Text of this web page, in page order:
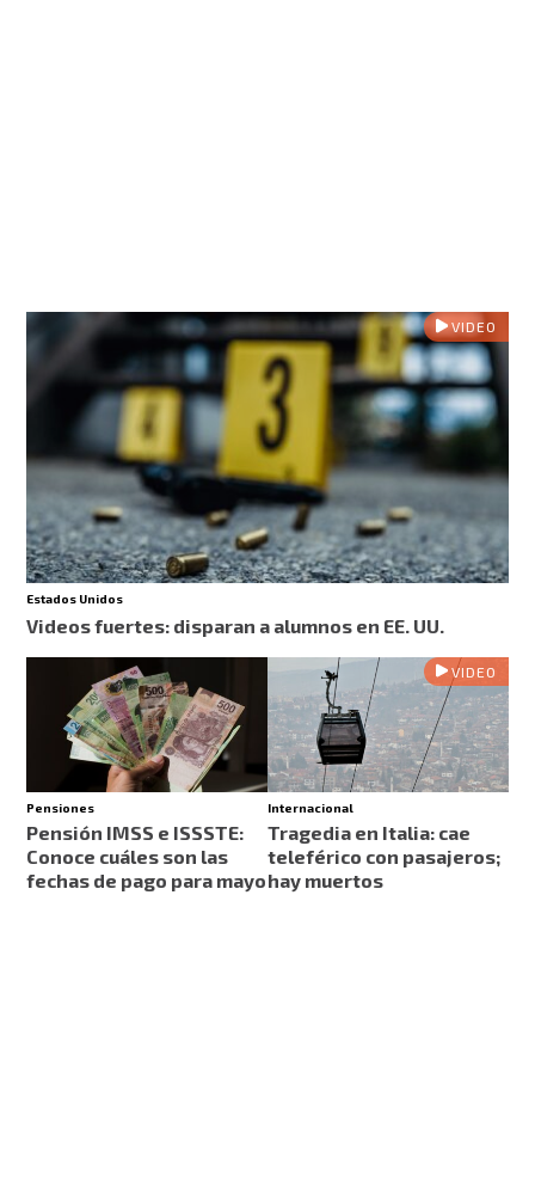
VIDEO
Estados Unidos
Videos fuertes: disparan a alumnos en EE. UU.
Pensiones
Pensión IMSS e ISSSTE:
Conoce cuáles son las
fechas de pago para mayo
VIDEO
Internacional
Tragedia en Italia: cae
teleférico con pasajeros;
hay muertos